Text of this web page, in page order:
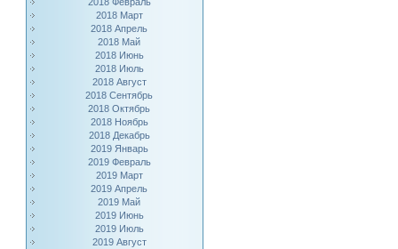
2018 Март
2018 Апрель
2018 Май
2018 Июнь
2018 Июль
2018 Август
2018 Сентябрь
2018 Октябрь
2018 Ноябрь
2018 Декабрь
2019 Январь
2019 Февраль
2019 Март
2019 Апрель
2019 Май
2019 Июнь
2019 Июль
2019 Август